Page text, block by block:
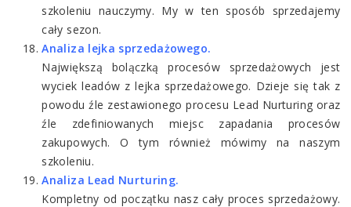
szkoleniu nauczymy. My w ten sposób sprzedajemy
cały sezon.
Analiza lejka sprzedażowego.
Największą bolączką procesów sprzedażowych jest
wyciek leadów z lejka sprzedażowego. Dzieje się tak z
powodu źle zestawionego procesu Lead Nurturing oraz
źle zdefiniowanych miejsc zapadania procesów
zakupowych. O tym również mówimy na naszym
szkoleniu.
Analiza Lead Nurturing.
Kompletny od początku nasz cały proces sprzedażowy.